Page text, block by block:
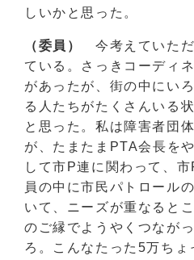
しいかと思った。
（委員）
今考えていた
ている。さっきコーディ
があったが、街の中にい
る人たちがたくさんいる
と思った。私は障害者団
が、たまたまPTA会長を
して市P連に関わって、
員の中に市民パトロール
いて、ニーズが重なると
のご縁でようやくつなが
ろ。こんなたった5万ちょ